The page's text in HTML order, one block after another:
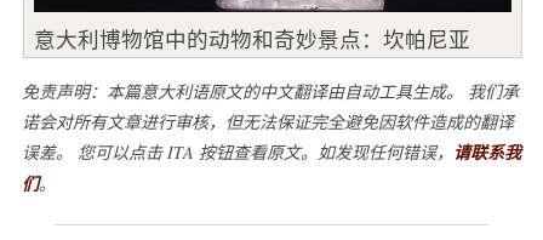
意大利博物馆中的动物和奇妙景点：坎帕尼亚
免责声明：本篇意大利语原文的中文翻译由自动工具生成。 我们承
诺会对所有文章进行审核，但无法保证完全避免因软件造成的翻译
误差。 您可以点击 ITA 按钮查看原文。如发现任何错误， 请联系我
们。